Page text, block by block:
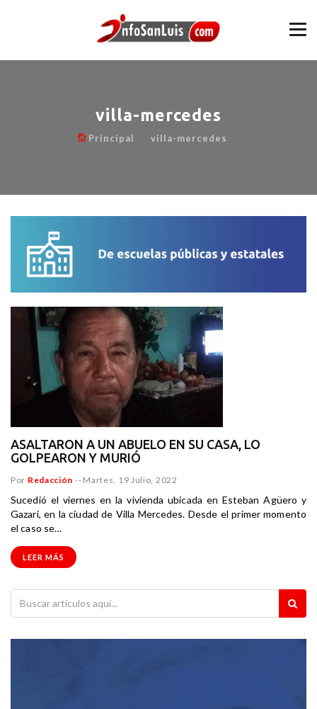
villa-mercedes
Principal villa-mercedes
ASALTARON A UN ABUELO EN SU CASA, LO
GOLPEARON Y MURIÓ
Por Redacción -- Martes, 19 Julio, 2022
Sucedió el viernes en la vivienda ubicada en Esteban Agüero y
Gazari, en la ciudad de Villa Mercedes. Desde el primer momento
el caso se…
LEER MÁS